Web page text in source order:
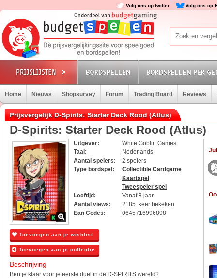
Volg ons op twitter Volg ons op
BORDSPELLEN BORDSPELLEN PER
Home Nieuws Shopsurvey Forum Trading Board Reviews
Prijsvergelijk D-Spirits: Starter Deck Rood (Atlus)
D-Spirits: Starter Deck Rood (Atlus)
Uitgever:
White Goblin Games
Taal:
Nederlands
Aantal spelers:
2 spelers
Type bordspel:
Collectible Cardgame
Kaartspel
Tweespeler spel
Leeftijd:
Vanaf 8 jaar
Aantal views:
2185 keer bekeken
Ean Codes:
0645716996898
Toevoegen aan je wishlist
Toevoegen aan je collectie
Beschrijving
Ben je klaar voor je eerste duel in de D-SPIRITS wereld?